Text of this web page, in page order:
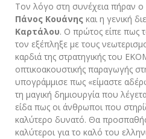
Τον λόγο στη συνέχεια πήραν
Πάνος Κουάνης και η γενική
Καρτάλου. Ο πρώτος είπε πως
τον εξέπληξε με τους
καρδιά της στρατηγικής του
οπτικοακουστικής παραγωγής
υπογράμμισε πως «είμαστε
τη μαγική δημιουργία που
είδα πως οι άνθρωποι που
καλύτερο δυνατό. Θα
καλύτεροι για το καλό του